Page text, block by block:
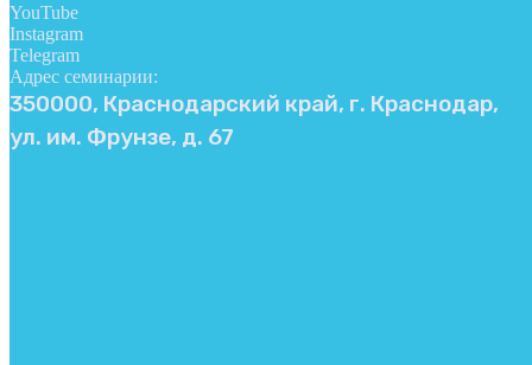
YouTube
Instagram
Telegram
Адрес семинарии:
350000, Краснодарский край, г. Краснодар,
ул. им. Фрунзе, д. 67